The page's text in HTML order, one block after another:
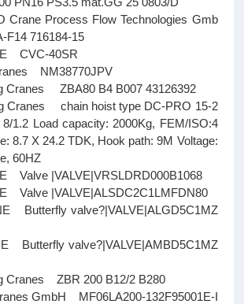
Process Flow Technologies Gmb
716184-15
CVC-40SR
NM38770JPV
ZBA80 B4 B007 43126392
chain hoist type DC-PRO 15-2
1.2 Load capacity: 2000Kg, FEM/ISO:4
8.7 X 24.2 TDK, Hook path: 9M Voltage:
60HZ
Valve |VALVE|VRSLDRD000B1068
Valve |VALVE|ALSDC2C1LMFDN80
Butterfly valve?|VALVE|ALGD5C1MZ
Butterfly valve?|VALVE|AMBD5C1MZ
ZBR 200 B12/2 B280
GmbH MF06LA200-132F95001E-I